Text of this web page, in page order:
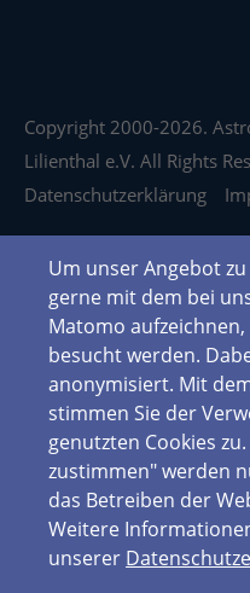
Copyright 2000-2026.
Lilienthal e.V. All Rights
Datenschutzerklärung
Um unser Angebot
gerne mit dem bei
Matomo
besucht werden.
anonymisiert. Mit
stimmen Sie der
genutzten Cookies
zustimmen" werden
das Betreiben der
Weitere
unserer